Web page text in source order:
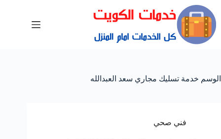
الوسم خدمة تسليك مجاري سعد العبدالله
فني صحي